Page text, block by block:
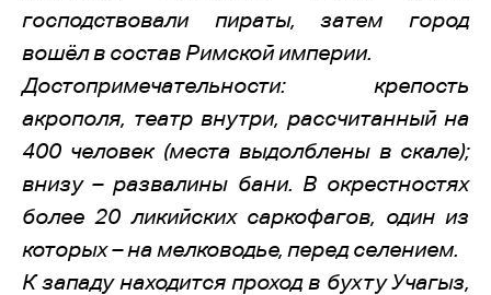
господствовали пираты, затем город
вошёл в состав Римской империи.
Достопримечательности: крепость
акрополя, театр внутри, рассчитанный на
400 человек (места выдолблены в скале);
внизу – развалины бани. В окрестностях
более 20 ликийских саркофагов, один из
которых – на мелководье, перед селением.
К западу находится проход в бухту Учагыз,